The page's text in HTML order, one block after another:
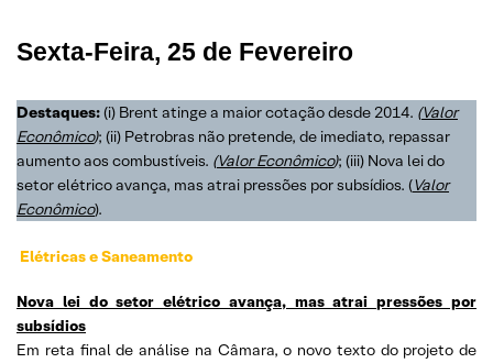
Sexta-Feira, 25 de Fevereiro
Destaques:(i) Brent atinge a maior cotação desde 2014. (Valor
Econômico); (ii) Petrobras não pretende, de imediato, repassar
aumento aos combustíveis. (Valor Econômico); (iii) Nova lei do
setor elétrico avança, mas atrai pressões por subsídios. (Valor
Econômico).
Elétricas e Saneamento
Nova lei do setor elétrico avança, mas atrai pressões por
subsídios
Em reta final de análise na Câmara, o novo texto do projeto de